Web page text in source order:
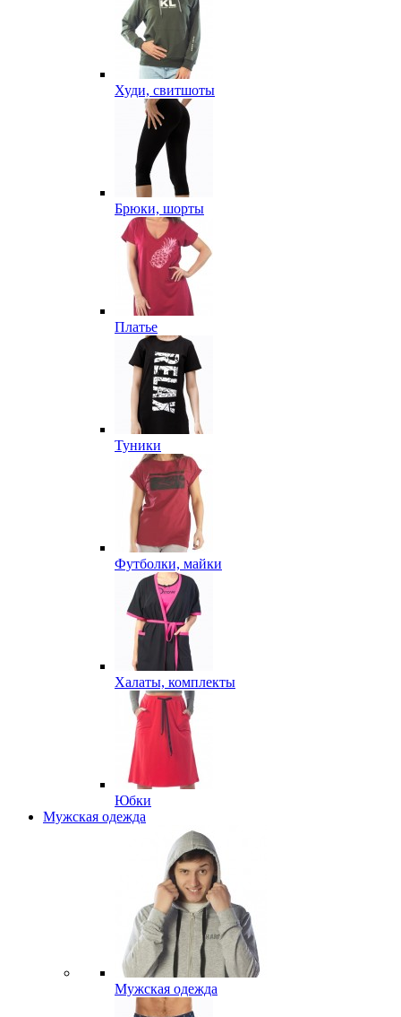
Худи, свитшоты
Брюки, шорты
Платье
Туники
Футболки, майки
Халаты, комплекты
Юбки
Мужская одежда
Мужская одежда